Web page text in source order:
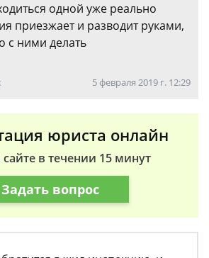
одной уже реально
приезжает и разводит руками,
с ними делать
5 февраля 2019 г. 12:29
юриста онлайн
сайте в течении 15 минут
Задать вопрос